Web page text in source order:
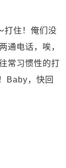
住！俺们没
通电话，唉，
常习惯性的打
Baby，快回